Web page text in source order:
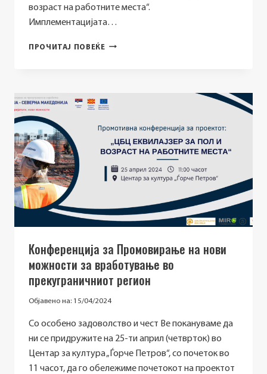
возраст на работните места“.
Имплементацијата…
ПРОЧИТАЈ ПОВЕЌЕ КОНФЕРЕНЦИЈА
МОЖНОСТИ
ВРАБОТУВАЊЕ
ВО
ПРЕКУГРАНИЧНИОТ
РЕГИОН
Конференција за Промовирање на нови
можности за вработување во
прекуграничниот регион
Објавено на: 15/04/2024
Со особено задоволство и чест Ве покануваме да
ни се придружите на 25-ти април (четврток) во
Центар за култура „Ѓорче Петров“, со почеток во
11 часот, да го обележиме почетокот на проектот